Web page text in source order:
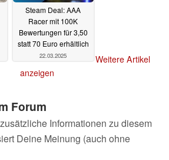
Steam Deal: AAA
Racer mit 100K
Bewertungen für 3,50
statt 70 Euro erhältlich
22.03.2025
Weitere Artikel
anzeigen
Forum
Informationen zu diesem
Deine Meinung (auch ohne